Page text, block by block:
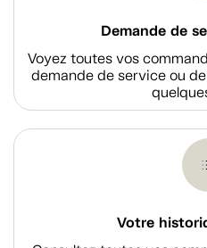
Demande de
Voyez toutes vos
demande de service ou
Votre